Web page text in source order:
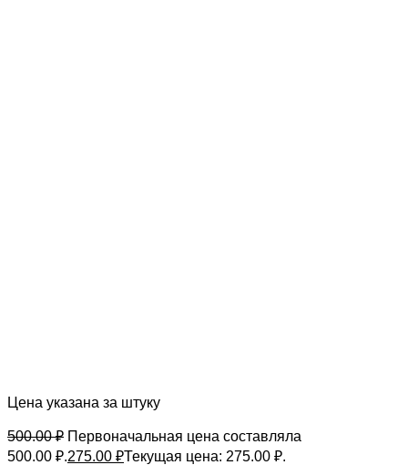
Цена указана за штуку
500.00₽ Первоначальная цена составляла
500.00 ₽.275.00 ₽Текущая цена: 275.00 ₽.